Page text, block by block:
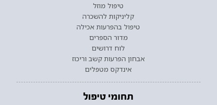
טיפול מוזל
קליניקות להשכרה
טיפול בהפרעות אכילה
מדור הספרים
לוח דרושים
אבחון הפרעות קשב וריכוז
אינדקס מטפלים
תחומי טיפול